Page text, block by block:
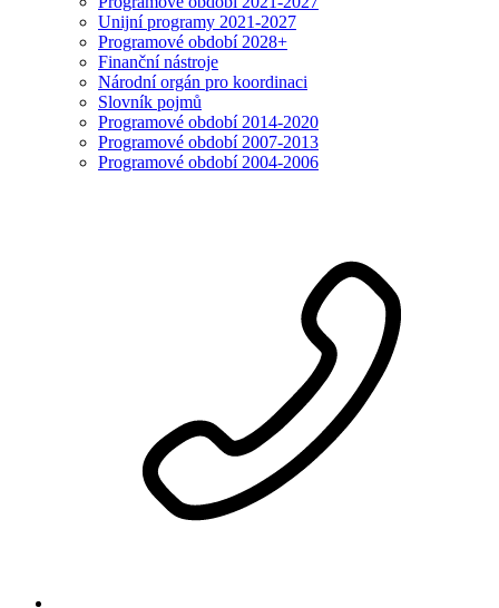
Unijní programy 2021-2027
Programové období 2028+
Finanční nástroje
Národní orgán pro koordinaci
Slovník pojmů
Programové období 2014-2020
Programové období 2007-2013
Programové období 2004-2006